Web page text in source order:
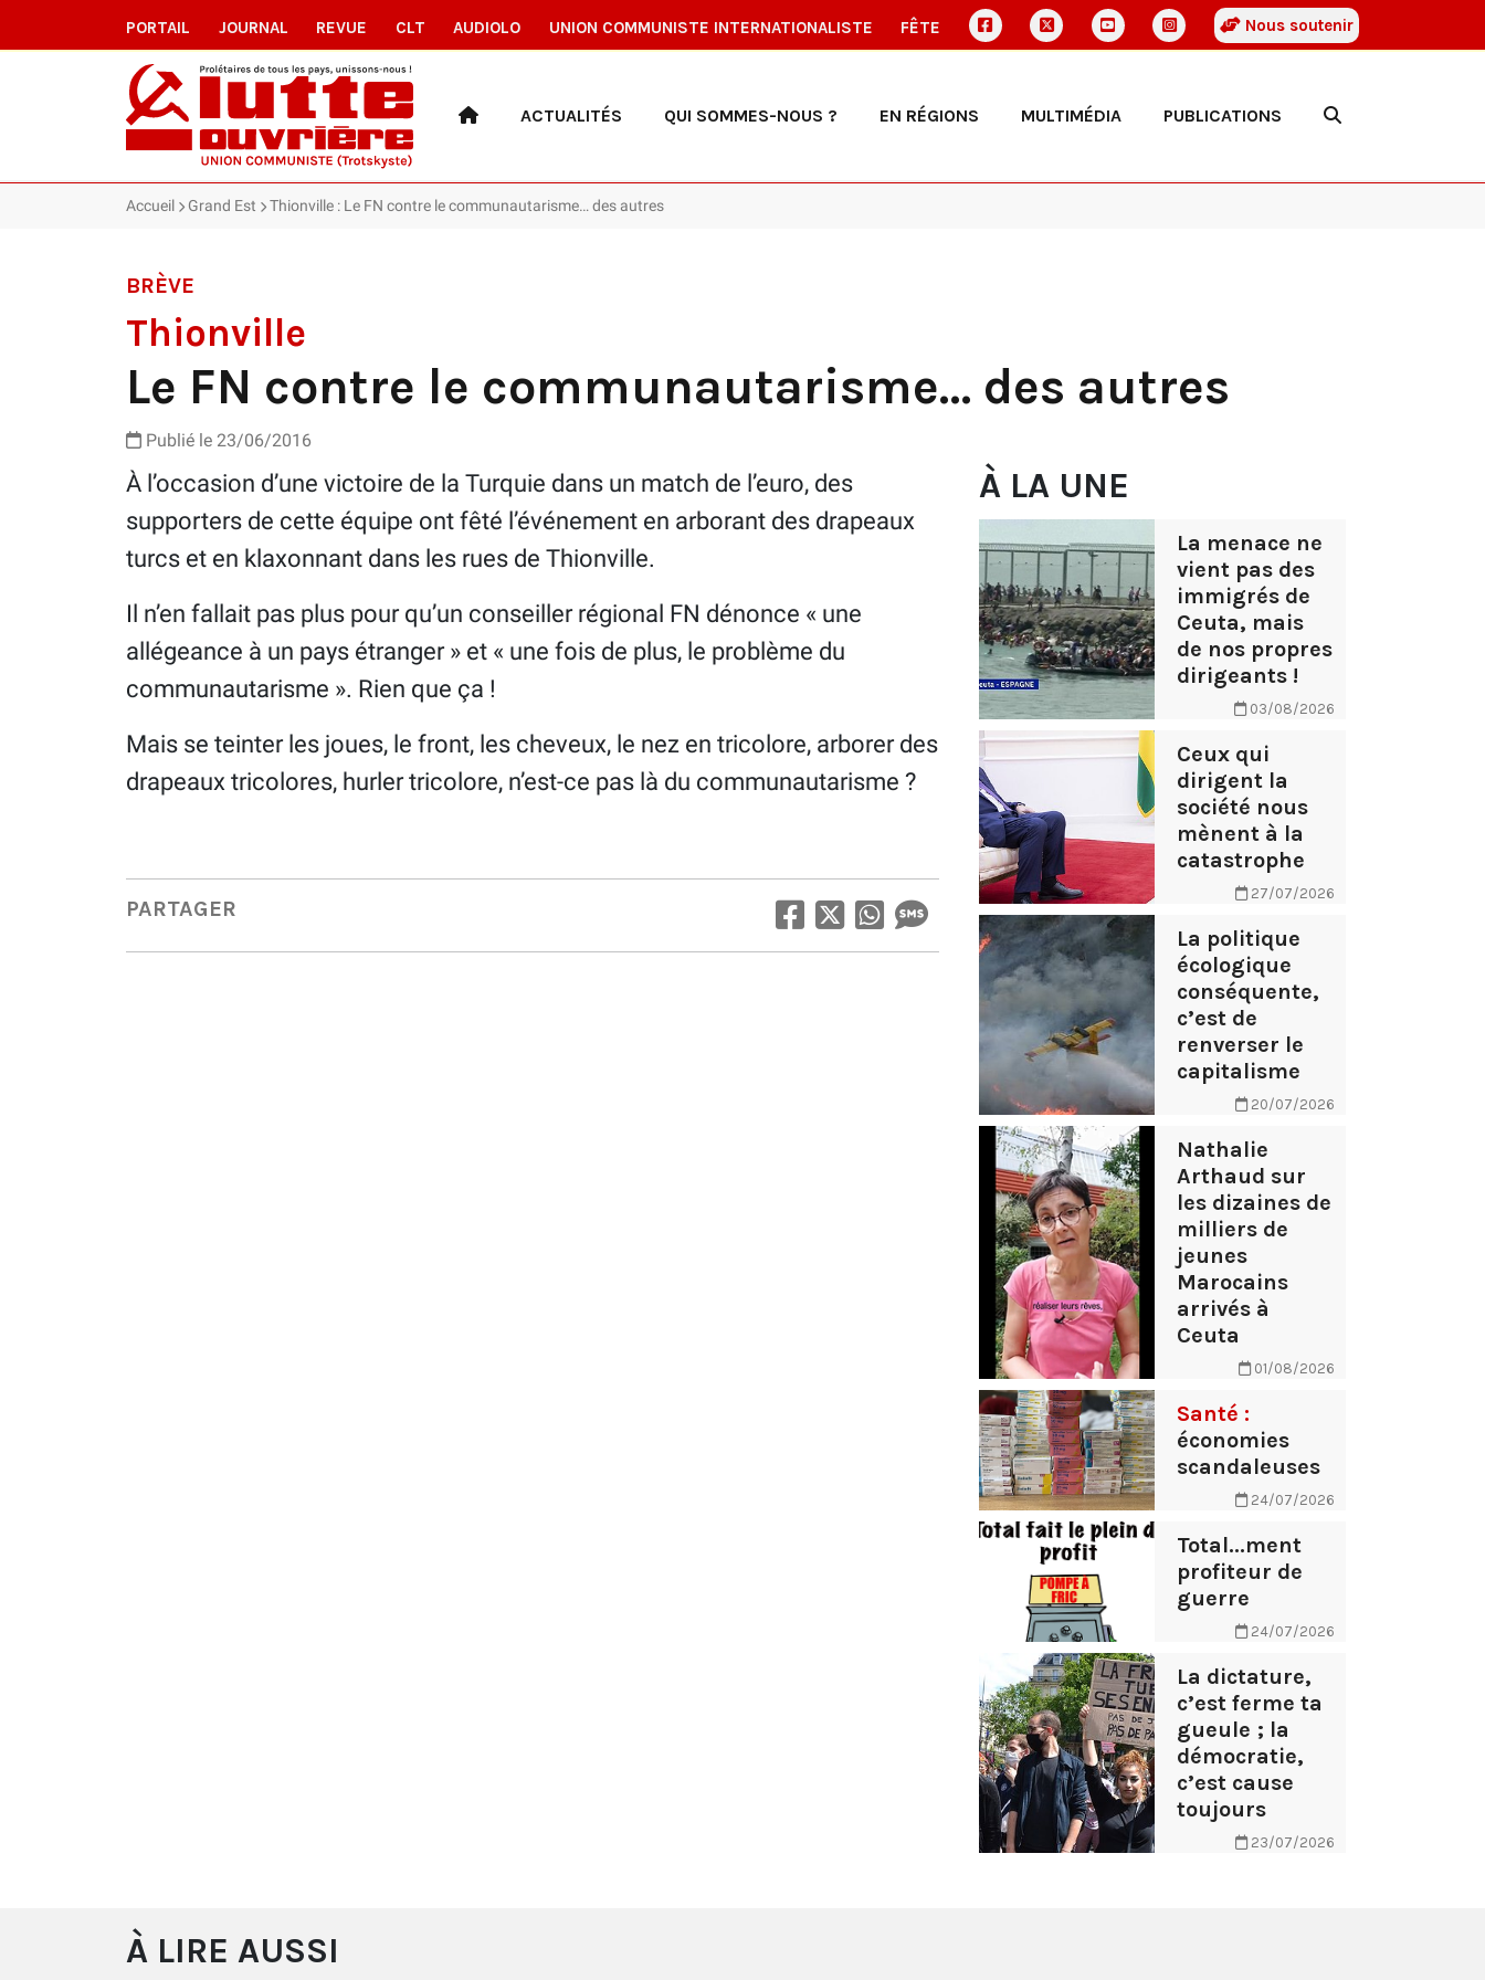
PORTAIL JOURNAL REVUE CLT AUDIOLO UNION COMMUNISTE INTERNATIONALISTE FÊTE Nous soutenir
ACTUALITÉS QUI SOMMES-NOUS ? EN RÉGIONS MULTIMÉDIA PUBLICATIONS
Accueil Grand Est Thionville : Le FN contre le communautarisme… des autres
BRÈVE
Thionville
Le FN contre le communautarisme… des autres
Publié le 23/06/2016
À l’occasion d’une victoire de la Turquie dans un match de l’euro, des
supporters de cette équipe ont fêté l’événement en arborant des drapeaux
turcs et en klaxonnant dans les rues de Thionville.
Il n’en fallait pas plus pour qu’un conseiller régional FN dénonce « une
allégeance à un pays étranger » et « une fois de plus, le problème du
communautarisme ». Rien que ça !
Mais se teinter les joues, le front, les cheveux, le nez en tricolore, arborer des
drapeaux tricolores, hurler tricolore, n’est-ce pas là du communautarisme ?
PARTAGER
À LA UNE
La menace ne
vient pas des
immigrés de
Ceuta, mais
de nos propres
dirigeants !
03/08/2026
Ceux qui
dirigent la
société nous
mènent à la
catastrophe
27/07/2026
La politique
écologique
conséquente,
c’est de
renverser le
capitalisme
20/07/2026
Nathalie
Arthaud sur
les dizaines de
milliers de
jeunes
Marocains
arrivés à
Ceuta
01/08/2026
Santé :
économies
scandaleuses
24/07/2026
Total...ment
profiteur de
guerre
24/07/2026
La dictature,
c’est ferme ta
gueule ; la
démocratie,
c’est cause
toujours
23/07/2026
À LIRE AUSSI